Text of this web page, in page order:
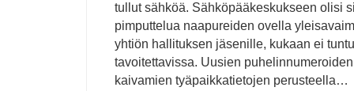
tullut sähköä. Sähköpääkeskukseen olisi
pimputtelua naapureiden ovella
yhtiön hallituksen jäsenille, kukaan ei
tavoitettavissa. Uusien
kaivamien tyäpaikkatietojen perusteella…